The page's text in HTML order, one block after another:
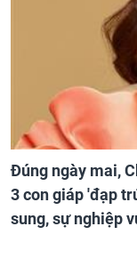
Đúng ngày mai,
3 con giáp 'đạp
sung, sự nghiệp